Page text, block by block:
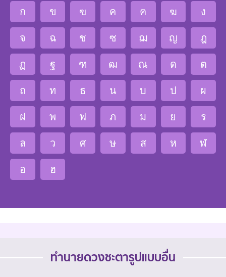
ก ข ฃ ค ฅ ฆ
ง
จ
ฉ ช ซ ฌ ญ
ฎ
ฏ
ฐ ฑ ฒ ณ ด
ต
ถ
ท ธ น บ ป
ผ
ฝ
พ ฟ ภ ม ย
ร
ล
ว ศ ษ ส ห
ฬ
อ
ฮ
ทำนายดวงชะตารูปแบบอื่น